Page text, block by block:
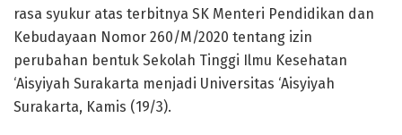
rasa syukur atas terbitnya SK Menteri Pendidikan dan
Kebudayaan Nomor 260/M/2020 tentang izin
perubahan bentuk Sekolah Tinggi Ilmu Kesehatan
‘Aisyiyah Surakarta menjadi Universitas ‘Aisyiyah
Surakarta, Kamis (19/3).